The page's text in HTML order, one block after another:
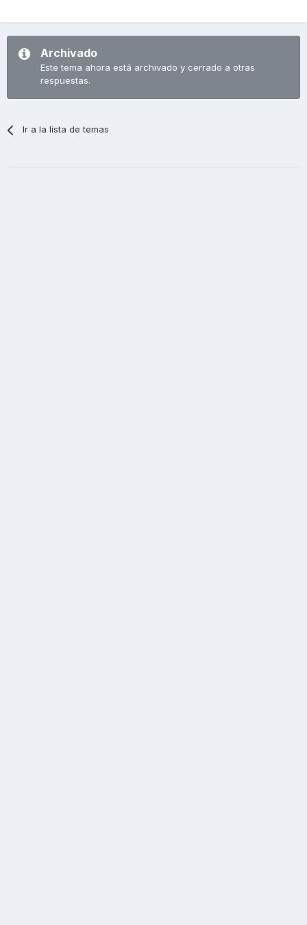
Archivado
Este tema ahora está archivado y cerrado a otras
respuestas.
Ir a la lista de temas